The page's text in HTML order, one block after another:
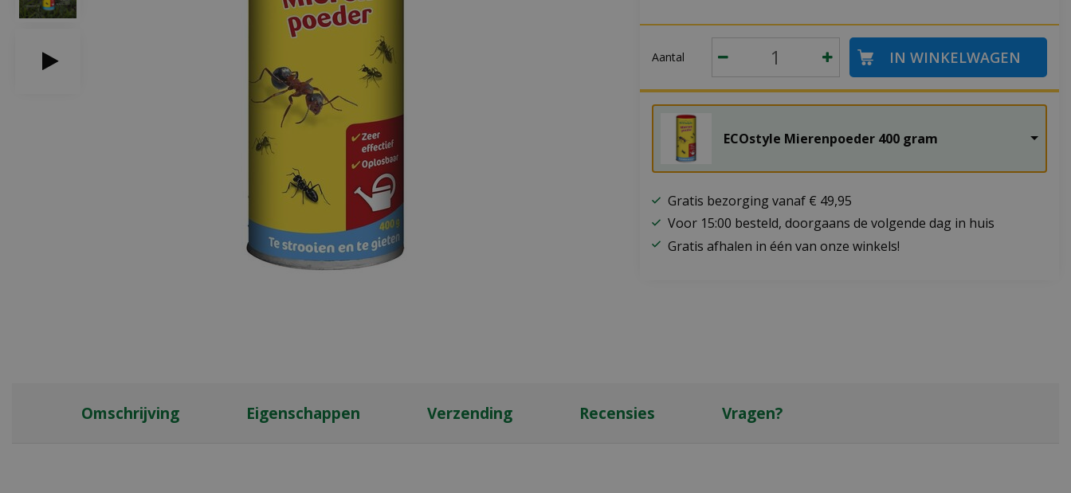
Aantal
ECOstyle Mierenpoeder 400 gram
Gratis bezorging vanaf € 49,95
Voor 15:00 besteld, doorgaans de volgende dag in huis
Gratis afhalen in één van onze winkels!
Omschrijving Eigenschappen Verzending Recensies Vragen?